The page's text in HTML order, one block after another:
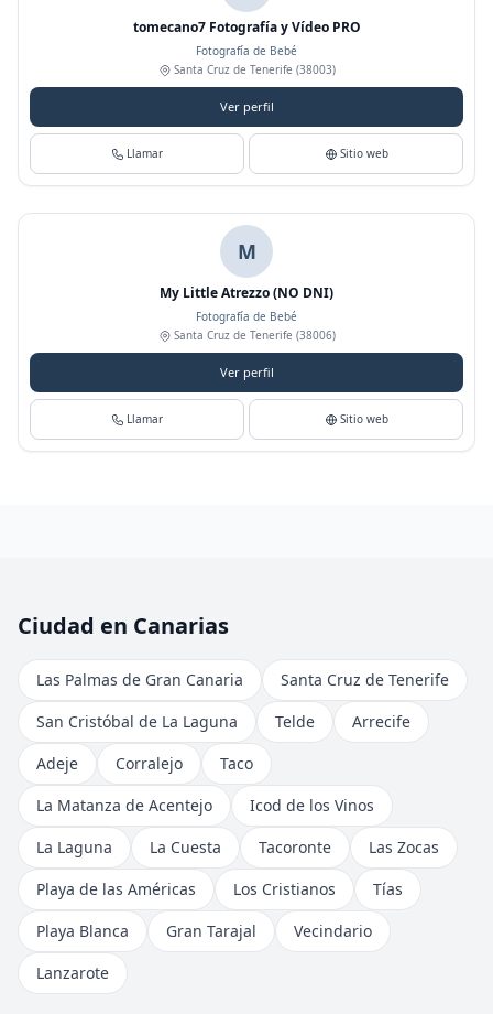
tomecano7 Fotografía y Vídeo PRO
Fotografía de Bebé
Santa Cruz de Tenerife (38003)
Ver perfil
Llamar Sitio web
M
My Little Atrezzo (NO DNI)
Fotografía de Bebé
Santa Cruz de Tenerife (38006)
Ver perfil
Llamar Sitio web
Ciudad en Canarias
Las Palmas de Gran Canaria
Santa Cruz de Tenerife
San Cristóbal de La Laguna
Telde
Arrecife
Adeje
Corralejo
Taco
La Matanza de Acentejo
Icod de los Vinos
La Laguna
La Cuesta Tacoronte
Las Zocas
Playa de las Américas
Los Cristianos
Tías
Playa Blanca
Gran Tarajal
Vecindario
Lanzarote